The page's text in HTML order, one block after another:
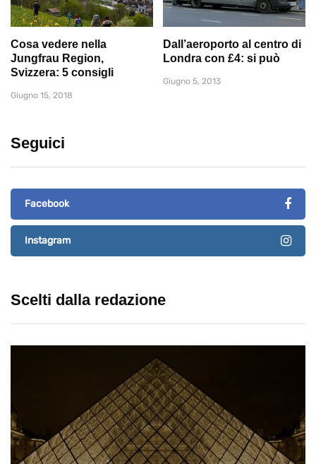
Cosa vedere nella
Jungfrau Region,
Svizzera: 5 consigli
Giugno 15, 2018
Dall’aeroporto al centro di
Londra con £4: si può
Giugno 5, 2013
Seguici
Facebook
Instagram
Scelti dalla redazione